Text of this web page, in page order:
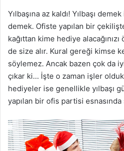
Yılbaşına az kaldı! Yılbaşı
demek. Ofiste yapılan bir
kağıttan kime hediye
de size alır. Kural gereği kimse
söylemez. Ancak bazen çok da
çıkar ki… İşte o zaman işler
hediyeler ise genellikle yılbaşı
yapılan bir ofis partisi